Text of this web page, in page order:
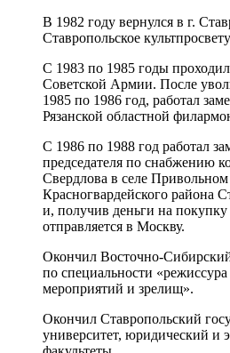
В 1982 году вернулся в г.
Ставропольское
С 1983 по 1985 годы
Советской Армии. После
1985 по 1986 год, работал
Рязанской областной
С 1986 по 1988 год работал
председателя по снабжению
Свердлова в селе Привольном
Красногвардейского района
и, получив деньги на покупку
отправляется в Москву.
Окончил Восточно-
по специальности
мероприятий и зрелищ».
Окончил Ставропольский
университет, юридический и